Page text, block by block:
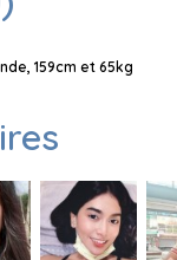
159cm et 65kg